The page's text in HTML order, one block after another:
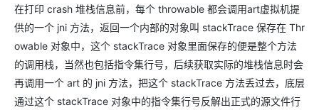
在打印 crash 堆栈信息前，每个 throwable 都会调用art虚拟机提
供的一个 jni 方法，返回一个内部的对象叫 stackTrace 保存在 Thr
owable 对象中，这个 stackTrace 对象里面保存的便是整个方法
的调用栈，当然也包括指令集行号，后续获取实际的堆栈信息时会
再调用一个 art 的 jni 方法，把这个 stackTrace 方法丢过去，底层
通过这个 stackTrace 对象中的指令集行号反解出正式的源文件行